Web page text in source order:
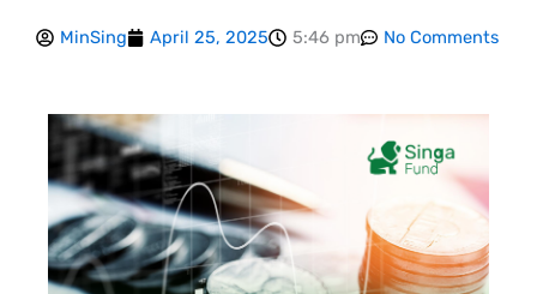
MinSing April 25, 2025 5:46 pm No Comments